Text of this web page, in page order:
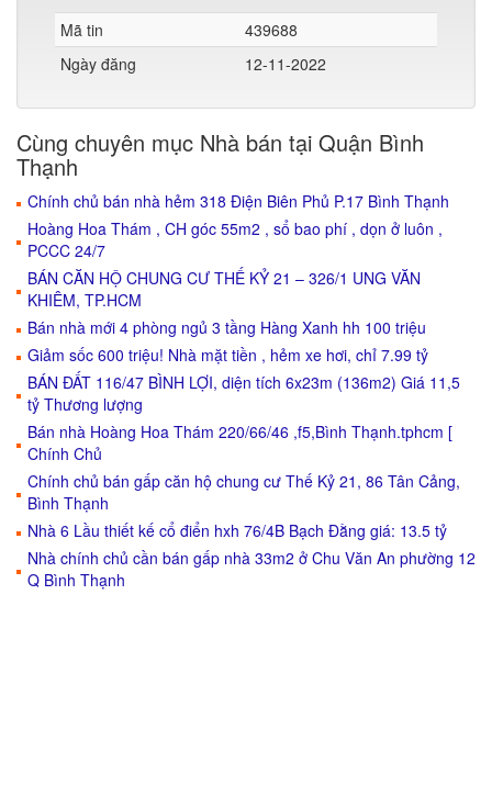
Mã tin
439688
Ngày đăng
12-11-2022
Cùng chuyên mục Nhà bán tại Quận Bình
Thạnh
Chính chủ bán nhà hẻm 318 Điện Biên Phủ P.17 Bình Thạnh
Hoàng Hoa Thám , CH góc 55m2 , sổ bao phí , dọn ở luôn ,
PCCC 24/7
BÁN CĂN HỘ CHUNG CƯ THẾ KỶ 21 – 326/1 UNG VĂN
KHIÊM, TP.HCM
Bán nhà mới 4 phòng ngủ 3 tầng Hàng Xanh hh 100 triệu
Giảm sốc 600 triệu! Nhà mặt tiền , hẻm xe hơi, chỉ 7.99 tỷ
BÁN ĐẤT 116/47 BÌNH LỢI, diện tích 6x23m (136m2) Giá 11,5
tỷ Thương lượng
Bán nhà Hoàng Hoa Thám 220/66/46 ,f5,Bình Thạnh.tphcm [
Chính Chủ
Chính chủ bán gấp căn hộ chung cư Thế Kỷ 21, 86 Tân Cảng,
Bình Thạnh
Nhà 6 Lầu thiết kế cổ điển hxh 76/4B Bạch Đằng giá: 13.5 tỷ
Nhà chính chủ cần bán gấp nhà 33m2 ở Chu Văn An phường 12
Q Bình Thạnh